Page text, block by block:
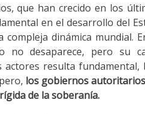
que han crecido en los
en el desarrollo del
dinámica mundial.
no desaparece, pero su
resulta
los gobiernos
de la soberanía.